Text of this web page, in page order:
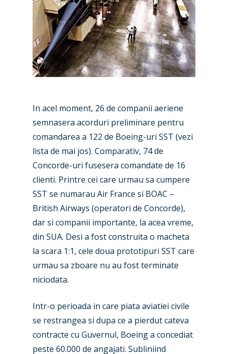
In acel moment, 26 de companii aeriene
semnasera acorduri preliminare pentru
comandarea a 122 de Boeing-uri SST (vezi
lista de mai jos). Comparativ, 74 de
Concorde-uri fusesera comandate de 16
clienti. Printre cei care urmau sa cumpere
SST se numarau Air France si BOAC –
British Airways (operatori de Concorde),
dar si companii importante, la acea vreme,
din SUA. Desi a fost construita o macheta
la scara 1:1, cele doua prototipuri SST care
urmau sa zboare nu au fost terminate
niciodata.
Intr-o perioada in care piata aviatiei civile
se restrangea si dupa ce a pierdut cateva
contracte cu Guvernul, Boeing a concediat
peste 60.000 de angajati. Subliniind